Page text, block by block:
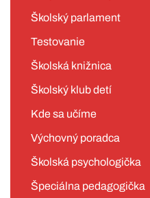
Školský parlament
Testovanie
Školská knižnica
Školský klub detí
Kde sa učíme
Výchovný poradca
Školská psychologička
Špeciálna pedagogička